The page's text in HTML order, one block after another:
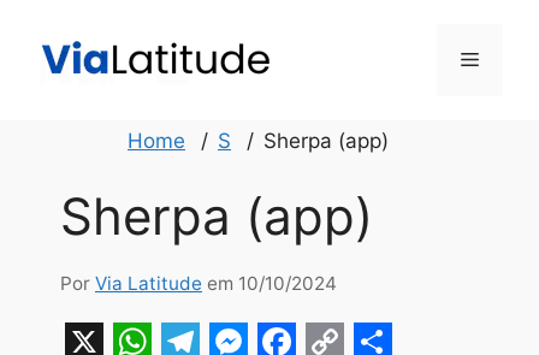
Menu
Home S Sherpa (app)
Sherpa (app)
Por Via Latitude em 10/10/2024